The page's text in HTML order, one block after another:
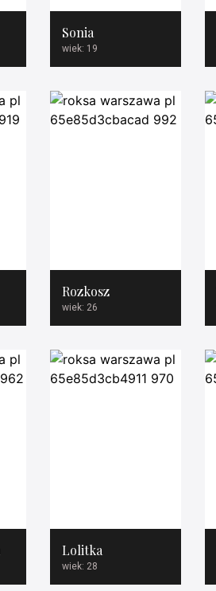
Sonia
wiek: 19
Rozkosz
wiek: 26
Lolitka
wiek: 28